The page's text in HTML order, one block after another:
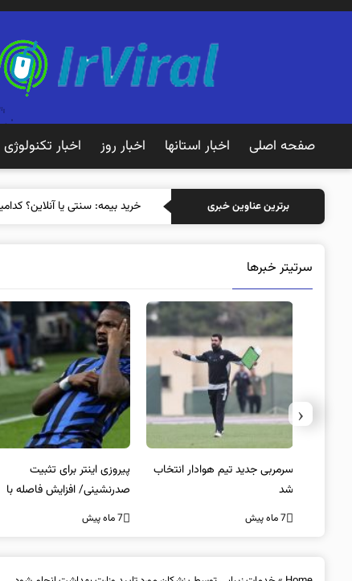
صفحه اصلی اخبار استانها اخبار روز اخبار تکنولوژی
برترین عناوین خبری خرید بیمه: سنتی یا
سرتیتر خبرها
سرمربی جدید تیم هوادار انتخاب
شد
7 ماه پیش
پیروزی اینتر برای تثبیت
صدرنشینی/ افزایش فاصله با
ناپولی
7 ماه پیش
‹